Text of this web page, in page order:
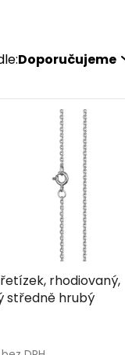
Doporučujeme
rhodiovaný,
středně hrubý